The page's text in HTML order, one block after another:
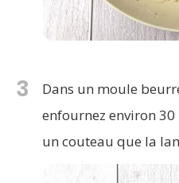
3
Dans un moule
enfournez environ
un couteau que la